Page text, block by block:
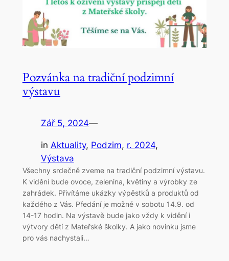
Pozvánka na tradiční podzimní
výstavu
Zář 5, 2024—
in Aktuality, Podzim, r. 2024
Výstava
Všechny srdečně zveme na tradiční podzimní výstavu.
K vidění bude ovoce, zelenina, květiny a výrobky ze
zahrádek. Přivítáme ukázky výpěstků a produktů od
každého z Vás. Předání je možné v sobotu 14.9. od
14-17 hodin. Na výstavě bude jako vždy k vidění i
výtvory dětí z Mateřské školky. A jako novinku jsme
pro vás nachystali…